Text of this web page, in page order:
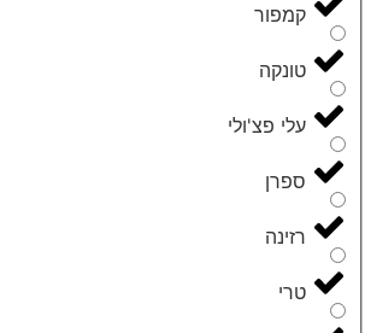
קמפור
טונקה
עלי פצ'ולי
ספרן
רזינה
טרי